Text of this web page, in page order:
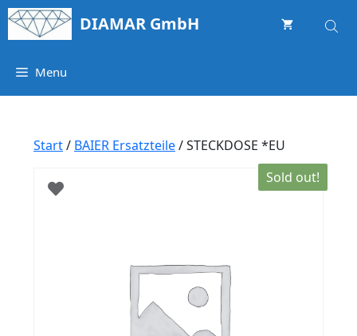
Springe
zum
DIAMAR GmbH
Menu
Start/ BAIER Ersatzteile/ STECKDOSE *EU
Sold out!